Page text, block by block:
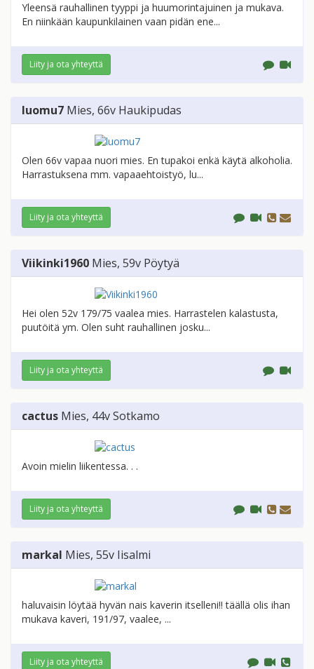
Yleensä rauhallinen tyyppi ja huumorintajuinen ja mukava.
En niinkään kaupunkilainen vaan pidän ene...
Liity ja ota yhteyttä
luomu7 Mies, 66v Haukipudas
Olen 66v vapaa nuori mies. En tupakoi enkä käytä alkoholia.
Harrastuksena mm. vapaaehtoistyö, lu...
Liity ja ota yhteyttä
Viikinki1960 Mies, 59v Pöytyä
Hei olen 52v 179/75 vaalea mies. Harrastelen kalastusta,
puutöitä ym. Olen suht rauhallinen josku...
Liity ja ota yhteyttä
cactus Mies, 44vSotkamo
Avoin mielin liikentessa. . .
Liity ja ota yhteyttä
markal Mies, 55v Iisalmi
haluvaisin löytää hyvän nais kaverin itselleni!! täällä olis ihan
mukava kaveri, 191/97, vaalee, ...
Liity ja ota yhteyttä